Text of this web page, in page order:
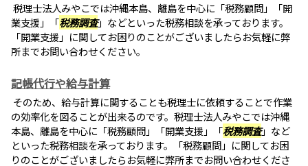
税理士法人みやこでは沖縄本島、離島を中心に「税務顧問」「開
業支援」「税務調査」などといった税務相談を承っております。
「開業支援」に関してお困りのことがございましたらお気軽に弊
所までお問い合わせください。
記帳代行や給与計算
そのため、給与計算に関することも税理士に依頼することで作業
の効率化を図ることが出来るのです。税理士法人みやこでは沖縄
本島、離島を中心に「税務顧問」「開業支援」「税務調査」など
といった税務相談を承っております。「税務顧問」に関してお困
りのことがございましたらお気軽に弊所までお問い合わせくださ